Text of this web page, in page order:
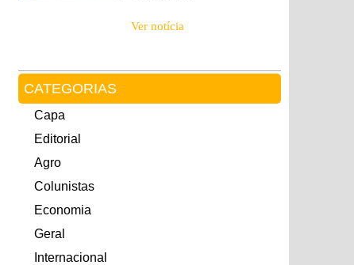
Ver notícia
CATEGORIAS
Capa
Editorial
Agro
Colunistas
Economia
Geral
Internacional